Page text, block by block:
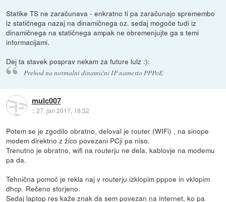
Statike TS ne zaračunava - enkratno ti pa zaračunajo spremembo
iz statičnega nazaj na dinamičnega oz. sedaj mogoče tudi iz
dinamičnega na statičnega ampak ne obremenjujte ga s temi
informacijami.
Dej ta stavek posprav nekam za future lulz :):
Prehod na normalni dinamični IP namesto PPPoE
mulc007
::27. jan 2017, 18:32
Potem se je zgodilo obratno, deloval je router (WIFi) , na sinope
modem direktno z žico povezani PCji pa niso.
Trenutno je obratno, wifi na routerju ne dela, kablovje na modemu
pa da.
Tehnična pomoč je rekla naj v routerju izklopim pppoe in vklopim
dhcp. Rečeno storjeno.
Sedaj laptop res kaže znak da sem povezan na internet, ko pa